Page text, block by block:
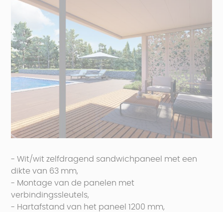
- Wit/wit zelfdragend sandwichpaneel met een
dikte van 63 mm,
- Montage van de panelen met
verbindingssleutels,
- Hartafstand van het paneel 1200 mm,